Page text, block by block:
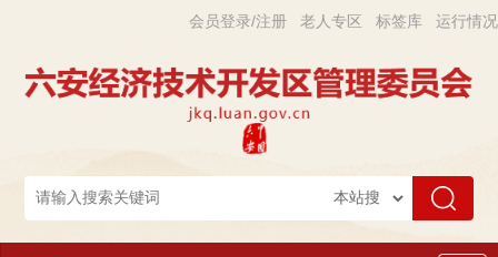
会员登录/注册 老人专区 标签库 运行情况